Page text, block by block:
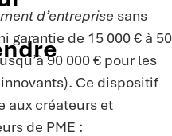
d’entreprise sans
garantie de 15 000 € à 50
90 000 € pour les
Ce dispositif
aux créateurs et
de PME :